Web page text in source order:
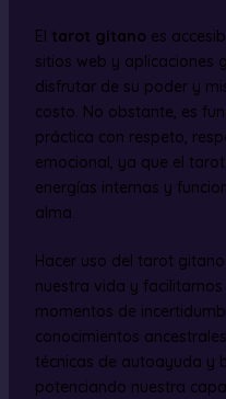
El tarot gitanoes
sitios web y aplicaciones
disfrutar de su poder y
costo. No obstante, es
práctica con respeto,
emocional, ya que el
energías internas y
alma.
Hacer uso del tarot
nuestra vida y
momentos de
conocimientos
técnicas de autoayuda y
potenciando nuestra